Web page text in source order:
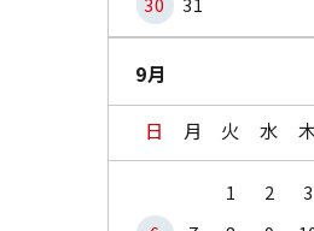
9月
日 月 火 水
1 2 3